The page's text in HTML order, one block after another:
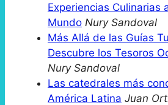
Experiencias Culinarias
Mundo Nury Sandoval
Más Allá de las Guías
Descubre los Tesoros
Nury Sandoval
Las catedrales más
América Latina Juan